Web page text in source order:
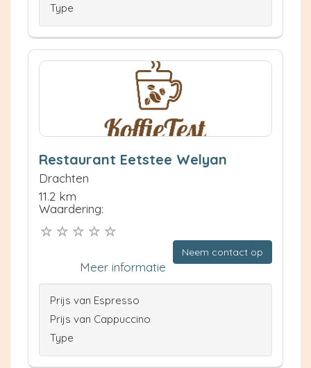
Type
Restaurant Eetstee Welyan
Drachten
11.2 km
Waardering:
Neem contact op
Meer informatie
Prijs van Espresso
Prijs van Cappuccino
Type